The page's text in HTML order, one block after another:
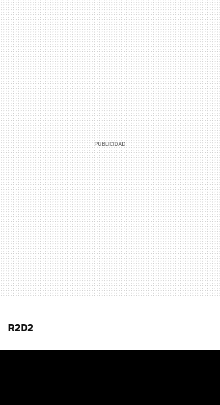
R2D2